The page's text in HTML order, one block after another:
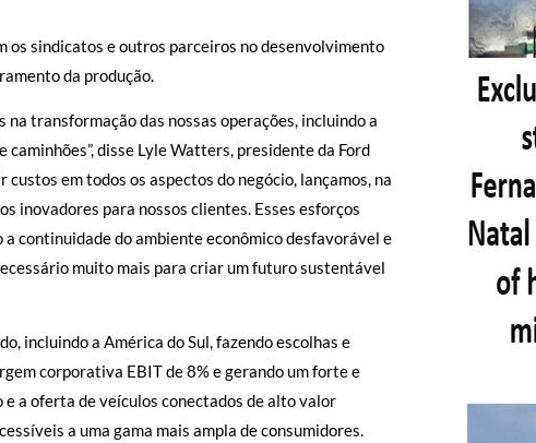
sindicatos e outros parceiros no desenvolvimento
da produção.
transformação das nossas operações, incluindo a
disse Lyle Watters, presidente da Ford
em todos os aspectos do negócio, lançamos, na
inovadores para nossos clientes. Esses esforços
continuidade do ambiente econômico desfavorável e
muito mais para criar um futuro sustentável
incluindo a América do Sul, fazendo escolhas e
corporativa EBIT de 8% e gerando um forte e
a oferta de veículos conectados de alto valor
a uma gama mais ampla de consumidores.